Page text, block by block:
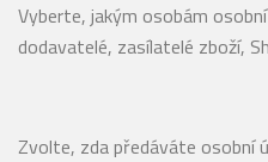
Vyberte, jakým osobám
dodavatelé, zasílatelé zboží,
Zvolte, zda předáváte osobní